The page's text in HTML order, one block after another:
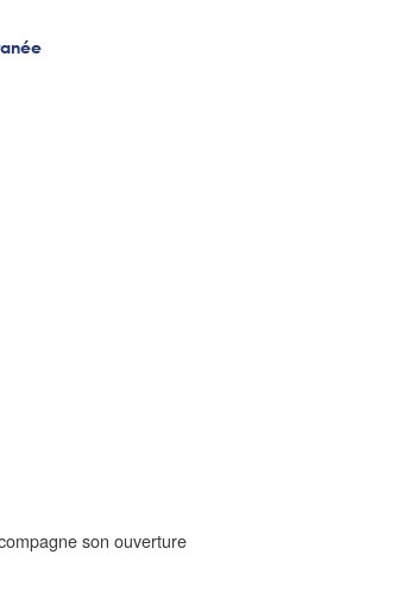
son ouverture